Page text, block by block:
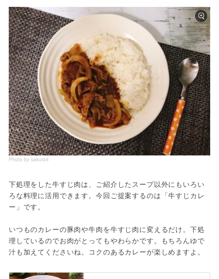
Photo by sakura4
下処理をした牛すじ肉は、ご紹介したスープ以外にもいろい
ろな料理に活用できます。今回ご提案するのは「牛すじカレ
ー」です。
いつものカレーの豚肉や牛肉を牛すじ肉に変えるだけ。下処
理しているのでお肉がとってもやわらかです。もちろんゆで
汁も加えてくださいね。コクのあるカレーが楽しめますよ。